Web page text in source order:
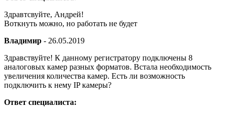
Здравтсвуйте, Андрей!
Воткнуть можно, но работать не будет
Владимир - 26.05.2019
Здравствуйте! К данному регистратору подключены 8
аналоговых камер разных форматов. Встала необходимость
увеличения количества камер. Есть ли возможность
подключить к нему IP камеры?
Ответ специалиста: